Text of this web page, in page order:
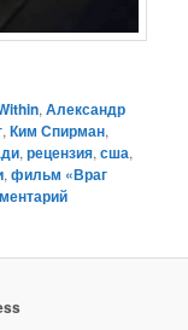
,Александр
,Ким Спирман,
,рецензия,сша,
,фильм «Враг